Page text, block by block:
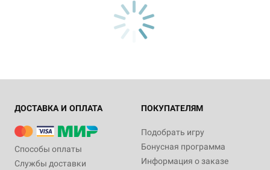
ДОСТАВКА И ОПЛАТА
Способы оплаты
Службы доставки
ПОКУПАТЕЛЯМ
Подобрать игру
Бонусная программа
Информация о заказе